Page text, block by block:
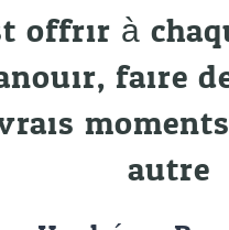
offrir à
faire
autre